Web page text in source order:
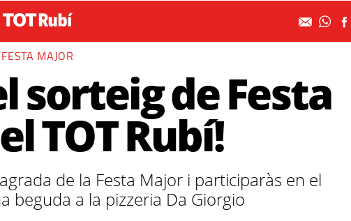
FESTA MAJOR
sorteig de Festa
TOT Rubí!
de la Festa Major i participaràs en el
beguda a la pizzeria Da Giorgio